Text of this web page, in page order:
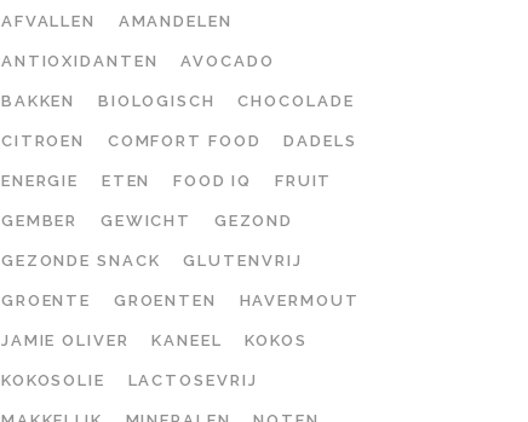
AFVALLEN AMANDELEN
ANTIOXIDANTEN AVOCADO
BAKKEN BIOLOGISCH CHOCOLADE
CITROEN COMFORT FOOD DADELS
ENERGIE ETEN FOOD IQ FRUIT
GEMBER GEWICHT GEZOND
GEZONDE SNACK GLUTENVRIJ
GROENTE GROENTEN HAVERMOUT
JAMIE OLIVER KANEEL KOKOS
KOKOSOLIE LACTOSEVRIJ